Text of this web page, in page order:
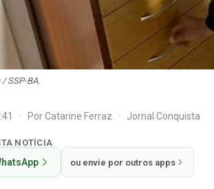
SSP-BA.
· PorCatarine Ferraz · Jornal Conquista
NOTÍCIA
ou envie por outros apps